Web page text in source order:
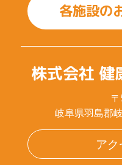
各施設の
株式会社 健
岐阜県羽島郡
ア